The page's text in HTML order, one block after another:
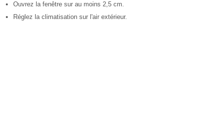
Ouvrez la fenêtre sur au moins 2,5 cm.
Réglez la climatisation sur l'air extérieur.